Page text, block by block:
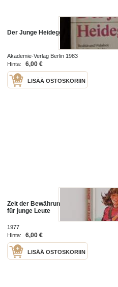
Der Junge Heidegger
Akademie-Verlag Berlin 1983
Hinta:
6,00 €
LISÄÄ OSTOSKORIIN
Zeit der Bewährung : Drei Romane
für junge Leute
1977
Hinta:
6,00 €
LISÄÄ OSTOSKORIIN